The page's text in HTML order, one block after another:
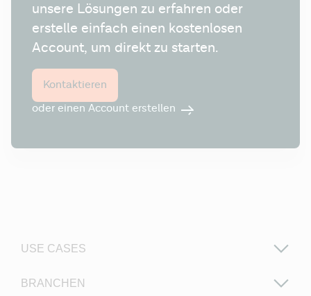
unsere Lösungen zu erfahren oder
erstelle einfach einen kostenlosen
Account, um direkt zu starten.
Kontaktieren
oder einen Account erstellen
USE CASES
BRANCHEN